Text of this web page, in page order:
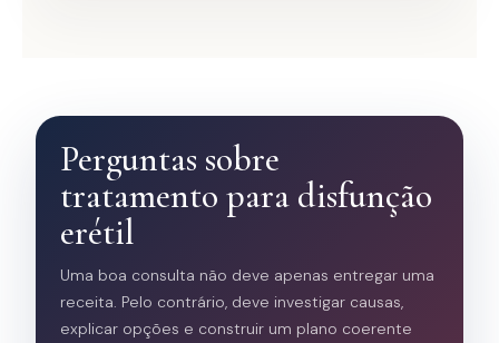
Perguntas sobre
tratamento para disfunção
erétil
Uma boa consulta não deve apenas entregar uma
receita. Pelo contrário, deve investigar causas,
explicar opções e construir um plano coerente